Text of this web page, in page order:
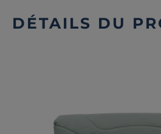
DÉTAILS DU